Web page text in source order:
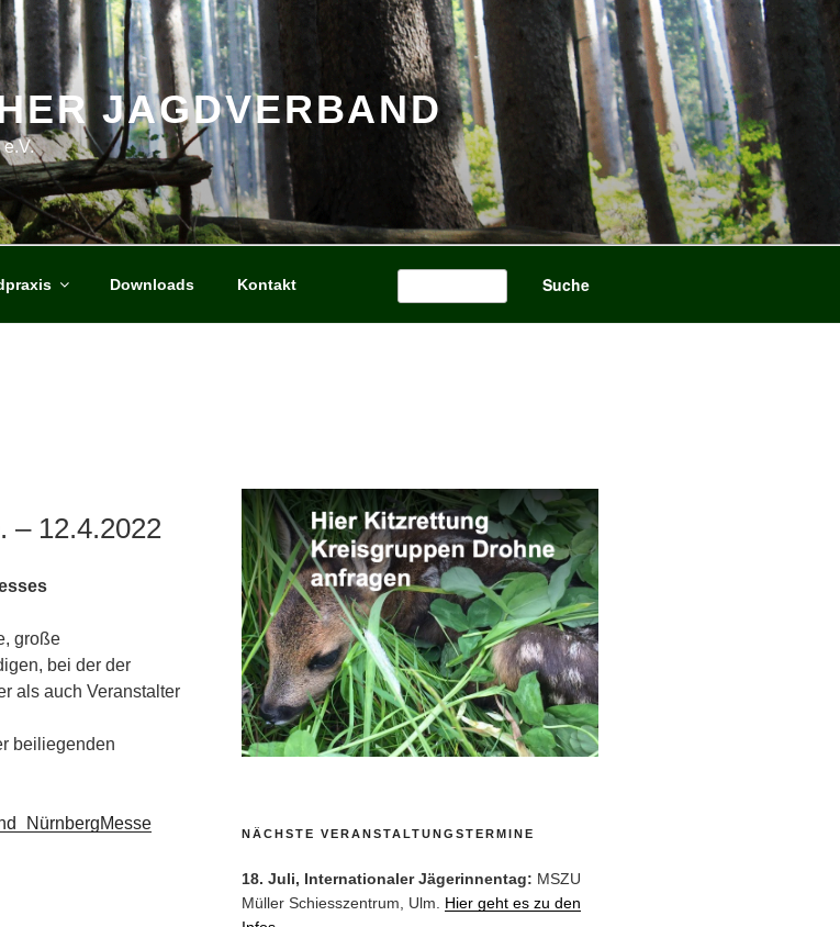
JAGDVERBAND
Downloads Search
Kontakt
– 12.4.2022
große
bei der der
als auch Veranstalter
beiliegenden
NÄCHSTE VERANSTALTUNGSTERMINE
18. Juli, Internationaler Jägerinnentag: MSZU
Müller Schiesszentrum, Ulm. Hier geht es zu den